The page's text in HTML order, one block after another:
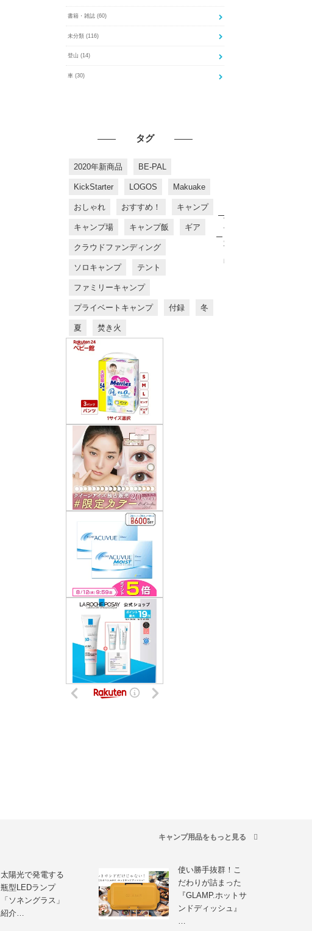
書籍・雑誌 (60)
未分類 (116)
登山 (14)
車 (30)
タグ
2020年新商品 BE-PAL
KickStarter LOGOS Makuake
おしゃれ おすすめ！ キャンプ
キャンプ場 キャンプ飯 ギア
クラウドファンディング
ソロキャンプ テント
ファミリーキャンプ
プライベートキャンプ 付録 冬
夏 焚き火
す
す
め
商
品
キャンプ用品をもっと見る
太陽光で発電する
瓶型LEDランプ
「ソネングラス」
紹介…
使い勝手抜群！こ
だわりが詰まった
『GLAMP.ホットサ
ンドディッシュ』
…